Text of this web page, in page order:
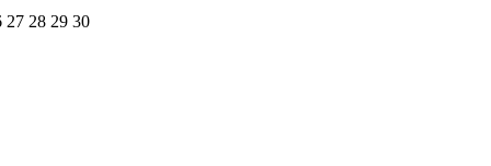
27 28 29 30